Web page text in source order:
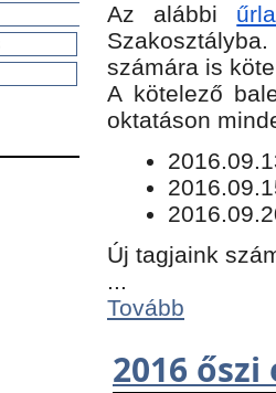
Az alábbi
számára is
​A kötelező
oktatáson
Új tagjaink
...
Tovább
2016